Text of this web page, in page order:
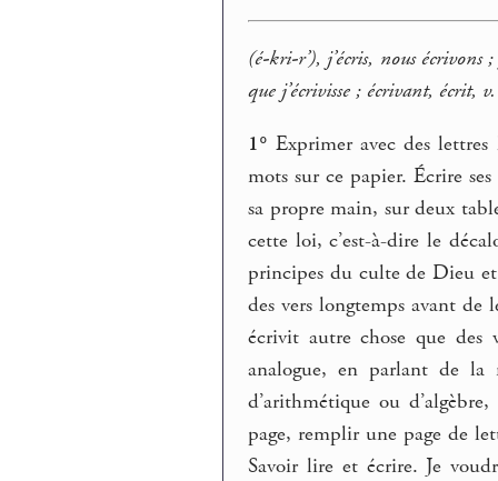
(é-kri-r’), j’écris, nous écrivons
que j’écrivisse ; écrivant, écrit,
1° Exprimer avec des
mots sur ce papier. Écrire
sa propre main, sur deux
cette loi, c’est-à-dire le
principes du culte de Dieu
des vers longtemps avant de
écrivit autre chose que des
analogue, en parlant de
d’arithmétique ou
page, remplir une page de
Savoir lire et écrire. Je